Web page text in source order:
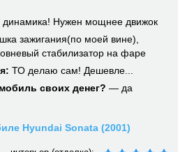
динамика! Нужен мощнее движок
зажигания(по моей вине),
стабилизатор на фаре
ТО делаю сам! Дешевле...
своих денег? — да
Hyundai Sonata (2001)